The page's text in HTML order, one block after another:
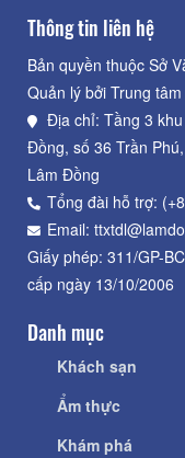
Thông tin liên hệ
Bản quyền thuộc Sở
Quản lý bởi Trung
Địa chỉ: Tầng 3
Đồng, số 36 Trần
Lâm Đồng
Tổng đài hỗ trợ:
Email:
Giấy phép: 311/GP-
cấp ngày 13/10/2006
Danh mục
Khách sạn
Ẩm thực
Khám phá